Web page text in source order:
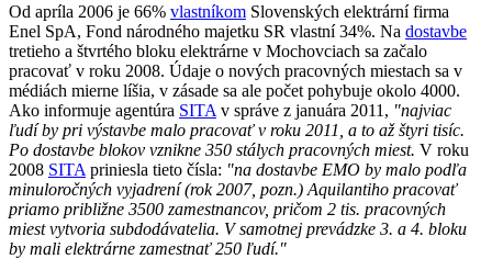
Od apríla 2006 je 66% vlastníkom Slovenských elektrární firma
Enel SpA, Fond národného majetku SR vlastní 34%. Na dostavbe
tretieho a štvrtého bloku elektrárne v Mochovciach sa začalo
pracovať v roku 2008. Údaje o nových pracovných miestach sa v
médiách mierne líšia, v zásade sa ale počet pohybuje okolo 4000.
Ako informuje agentúra SITA v správe z januára 2011, "najviac
ľudí by pri výstavbe malo pracovať v roku 2011, a to až štyri tisíc.
Po dostavbe blokov vznikne 350 stálych pracovných miest. V roku
2008 SITA priniesla tieto čísla: "na dostavbe EMO by malo podľa
minuloročných vyjadrení (rok 2007, pozn.) Aquilantiho pracovať
priamo približne 3500 zamestnancov, pričom 2 tis. pracovných
miest vytvoria subdodávatelia. V samotnej prevádzke 3. a 4. bloku
by mali elektrárne zamestnať 250 ľudí."